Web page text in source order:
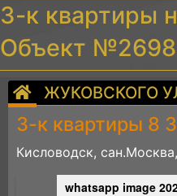
3-к квартиры
Объект
ЖУКОВСКОГО
3-к квартиры 8
Кисловодск,
whatsapp image